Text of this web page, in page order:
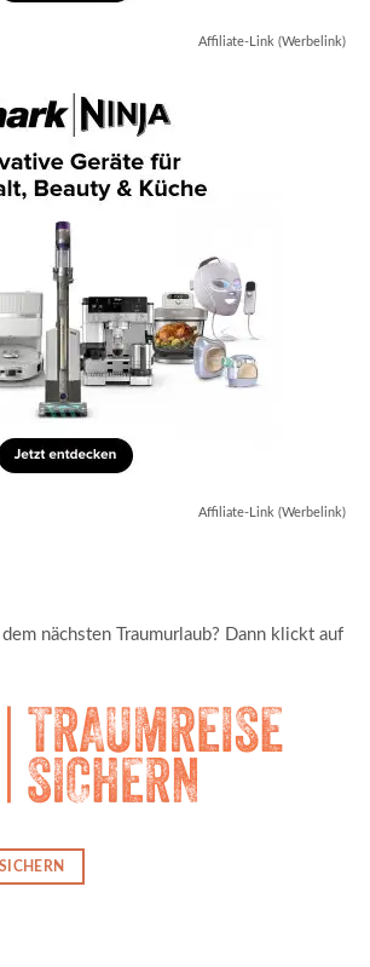
Affiliate-Link (Werbelink)
Affiliate-Link (Werbelink)
nächsten Traumurlaub? Dann klickt auf